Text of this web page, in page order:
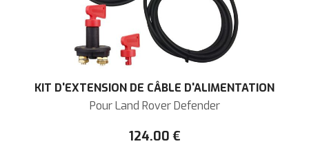
KIT D'EXTENSION DE CÂBLE D'ALIMENTATION
Pour Land Rover Defender
124.00 €